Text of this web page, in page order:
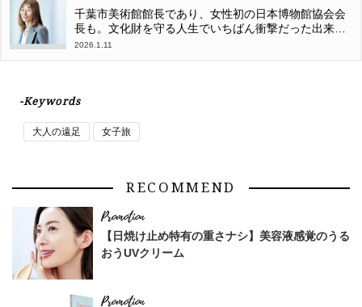
千葉市美術館館長であり、女性初の日本博物館協会会
長も。文化財を守る人生でいちばん衝撃だった出来事
とは
2026.1.11
-Keywords
大人の遠足 女子旅
RECOMMEND
【日焼け止め特有の重さナシ】美容液感覚のうる
おうUVクリーム